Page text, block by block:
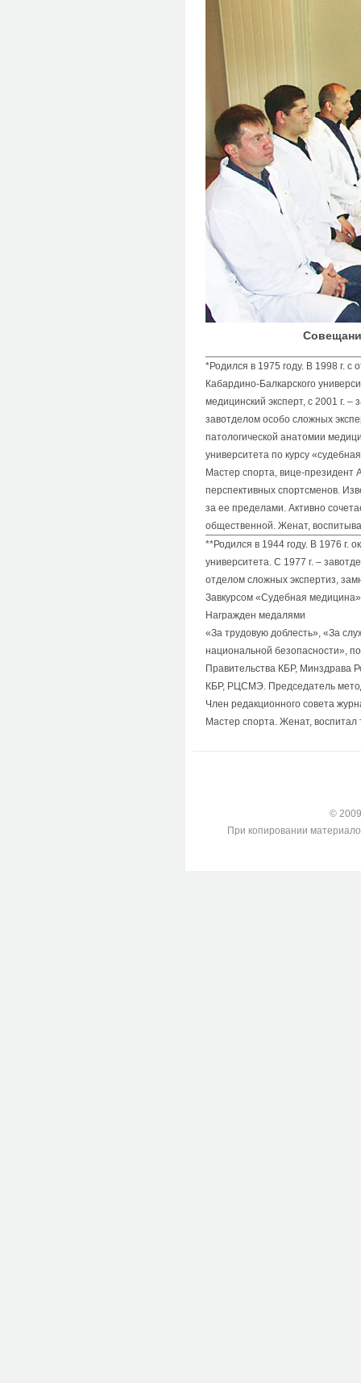
*Родился в 1975 году. В 1998 г. с
Кабардино-Балкарского
медицинский эксперт, с 2001 г.
завотделом особо сложных
патологической анатомии
университета по курсу
Мастер спорта, вице-президент
перспективных спортсменов.
за ее пределами. Активно
общественной. Женат,
**Родился в 1944 году. В 1976 г.
университета. С 1977 г. –
отделом сложных экспертиз,
Завкурсом «Судебная
Награжден медалями
«За трудовую доблесть», «За
национальной безопасности»,
Правительства КБР, Минздрава
КБР, РЦСМЭ. Председатель
Член редакционного совета
Мастер спорта. Женат, воспитал
©
При копировании